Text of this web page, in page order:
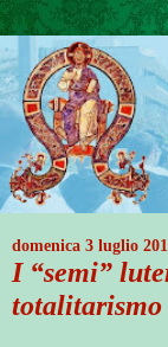
domenica 3 luglio
I “semi”
totalitarismo